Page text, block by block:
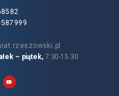
– piątek, 7:30-15:30